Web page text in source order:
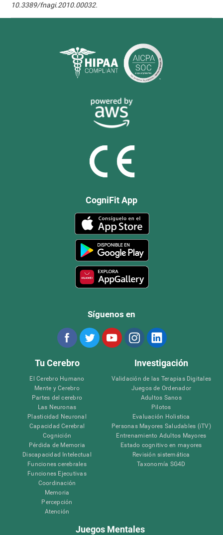
10.3389/fnagi.2010.00032.
CogniFit App
Síguenos en
Tu Cerebro
El Cerebro Humano
Mente y Cerebro
Partes del cerebro
Las Neuronas
Plasticidad Neuronal
Capacidad Cerebral
Cognición
Pérdida de Memoria
Discapacidad Intelectual
Funciones cerebrales
Funciones Ejecutivas
Coordinación
Memoria
Percepción
Atención
Investigación
Validación de las Terapias Digitales
Juegos de Ordenador
Adultos Sanos
Pilotos
Evaluación Holistica
Personas Mayores Saludables (iTV)
Entrenamiento Adultos Mayores
Estado cognitivo en mayores
Revisión sistemática
Taxonomía SG4D
Juegos Mentales